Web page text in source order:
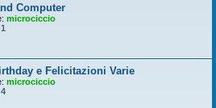
Computer
microciccio
1
e Felicitazioni Varie
microciccio
4